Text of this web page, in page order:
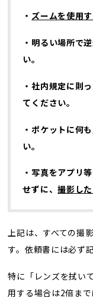
・ ズームを使用
・明るい場所で
い。
・社内規定に則
てください。
・ポケットに何
い。
・写真をアプリ
せずに、撮影し
上記は、すべての撮
す。依頼書には必ず
特に「レンズを拭い
用する場合は2倍ま